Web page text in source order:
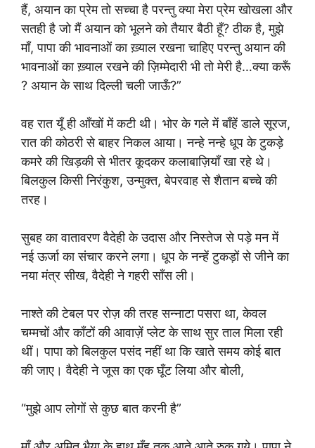
हैं, अयान का प्रेम तो सच्चा है परन्तु क्या मेरा प्रेम खोखला और
सतही है जो मैं अयान को भूलने को तैयार बैठी हूँ? ठीक है, मुझे
माँ, पापा की भावनाओं का ख़्याल रखना चाहिए परन्तु अयान की
भावनाओं का ख़्याल रखने की ज़िम्मेदारी भी तो मेरी है…क्या करूँ
? अयान के साथ दिल्ली चली जाऊँ?”
वह रात यूँ ही आँखों में कटी थी। भोर के गले में बाँहें डाले सूरज,
रात की कोठरी से बाहर निकल आया। नन्हे नन्हे धूप के टुकड़े
कमरे की खिड़की से भीतर कूदकर कलाबाज़ियाँ खा रहे थे।
बिलकुल किसी निरंकुश, उन्मुक्त, बेपरवाह से शैतान बच्चे की
तरह।
सुबह का वातावरण वैदेही के उदास और निस्तेज से पड़े मन में
नई ऊर्जा का संचार करने लगा। धूप के नन्हें टुकड़ों से जीने का
नया मंत्र सीख, वैदेही ने गहरी साँस ली।
नाश्ते की टेबल पर रोज़ की तरह सन्नाटा पसरा था, केवल
चम्मचों और काँटों की आवाज़ें प्लेट के साथ सुर ताल मिला रही
थीं। पापा को बिलकुल पसंद नहीं था कि खाते समय कोई बात
की जाए। वैदेही ने जूस का एक घूँट लिया और बोली,
“मुझे आप लोगों से कुछ बात करनी है”